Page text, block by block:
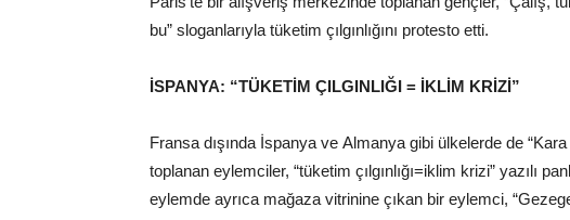
bu” sloganlarıyla tüketim çılgınlığını protesto etti.
İSPANYA: “TÜKETİM ÇILGINLIĞI = İKLİM KRİZİ”
Fransa dışında İspanya ve Almanya gibi ülkelerde de
toplanan eylemciler, “tüketim çılgınlığı=iklim krizi” yazılı
eylemde ayrıca mağaza vitrinine çıkan bir eylemci,